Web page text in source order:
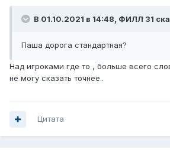
В 01.10.2021 в 14:48, ФИЛЛ 31
Паша дорога стандартная?
Над игроками где то , больше всего
не могу сказать точнее..
Цитата